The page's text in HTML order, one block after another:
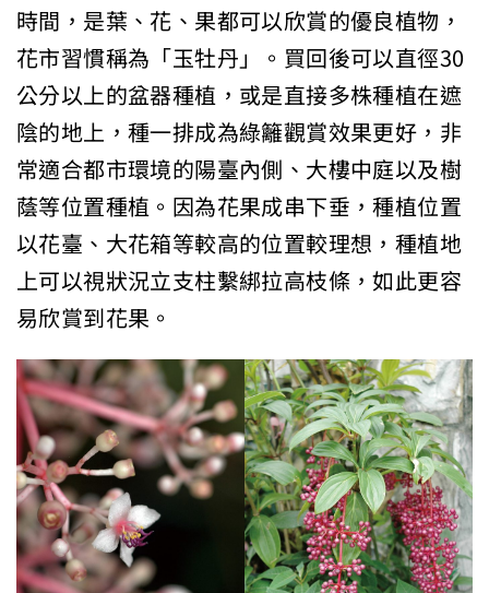
時間，是葉、花、果都可以欣賞的優良植物，
花市習慣稱為「玉牡丹」。買回後可以直徑30
公分以上的盆器種植，或是直接多株種植在遮
陰的地上，種一排成為綠籬觀賞效果更好，非
常適合都市環境的陽臺內側、大樓中庭以及樹
蔭等位置種植。因為花果成串下垂，種植位置
以花臺、大花箱等較高的位置較理想，種植地
上可以視狀況立支柱繫綁拉高枝條，如此更容
易欣賞到花果。